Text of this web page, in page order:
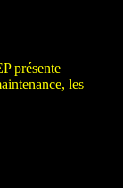
présente
les